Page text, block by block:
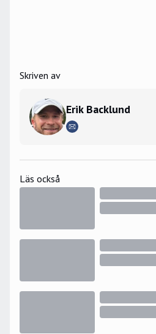
Skriven av
Erik Backlund
Läs också